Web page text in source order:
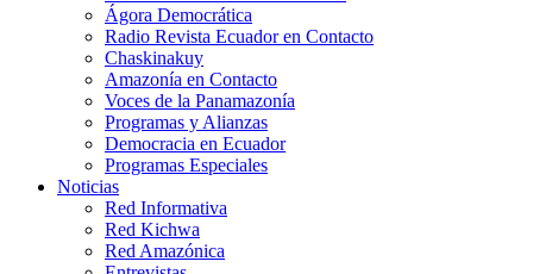
Ágora Democrática
Radio Revista Ecuador en Contacto
Chaskinakuy
Amazonía en Contacto
Voces de la Panamazonía
Programas y Alianzas
Democracia en Ecuador
Programas Especiales
Noticias
Red Informativa
Red Kichwa
Red Amazónica